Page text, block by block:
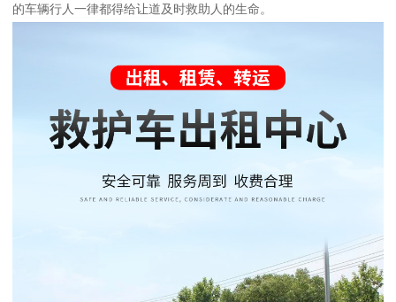
的车辆行人一律都得给让道及时救助人的生命。